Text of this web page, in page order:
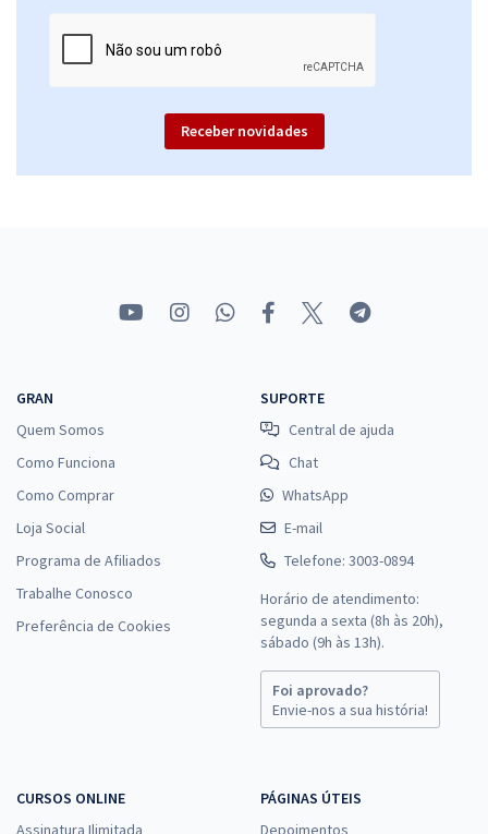
Receber novidades
GRAN
Quem Somos
Como Funciona
Como Comprar
Loja Social
Programa de Afiliados
Trabalhe Conosco
Preferência de Cookies
SUPORTE
Central de ajuda
Chat
WhatsApp
E-mail
Telefone: 3003-0894
Horário de atendimento:
segunda a sexta (8h às 20h),
sábado (9h às 13h).
Foi aprovado?
Envie-nos a sua história!
CURSOS ONLINE
Assinatura Ilimitada
PÁGINAS ÚTEIS
Depoimentos